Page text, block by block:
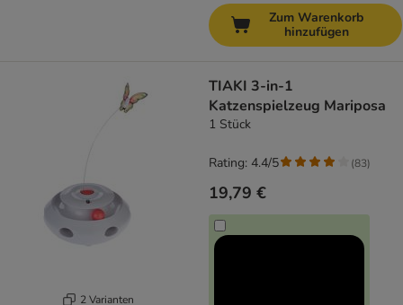
Zum Warenkorb
hinzufügen
2 Varianten
TIAKI 3-in-1
Katzenspielzeug Mariposa
1 Stück
19,79 €
Rating: 4.4/5 (83)